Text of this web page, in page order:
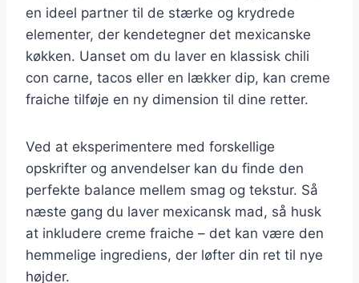
en ideel partner til de stærke og krydrede
elementer, der kendetegner det mexicanske
køkken. Uanset om du laver en klassisk chili
con carne, tacos eller en lækker dip, kan creme
fraiche tilføje en ny dimension til dine retter.
Ved at eksperimentere med forskellige
opskrifter og anvendelser kan du finde den
perfekte balance mellem smag og tekstur. Så
næste gang du laver mexicansk mad, så husk
at inkludere creme fraiche – det kan være den
hemmelige ingrediens, der løfter din ret til nye
højder.